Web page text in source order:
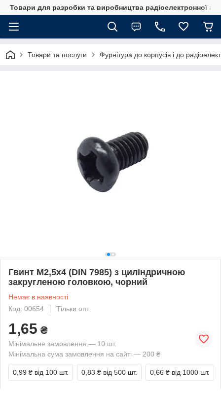
Товари для разробки та виробництва радіоелектронної
Товари та послуги Фурнітура до корпусів і до
Гвинт М2,5х4 (DIN 7985) з циліндричною
закругленою головкою, чорний
Немає в наявності
Код: 00654
Тільки опт
1,65 ₴
Мінімальне замовлення — 10 шт.
Мінімальна сума замовлення на сайті — 200 ₴
0,99 ₴ від 100 шт. 0,83 ₴ від 500 шт. 0,66 ₴ від 1000 шт.